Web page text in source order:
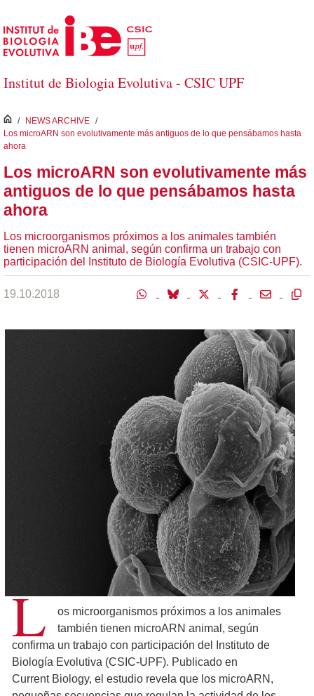
Saltar al contenido principal
Institut de Biologia Evolutiva - CSIC UPF
inici
/ NEWS ARCHIVE /
Los microARN son evolutivamente más antiguos de lo que pensábamos hasta
ahora
Los microARN son evolutivamente más
antiguos de lo que pensábamos hasta
ahora
Los microorganismos próximos a los animales también
tienen microARN animal, según confirma un trabajo con
participación del Instituto de Biología Evolutiva (CSIC-UPF).
19.10.2018
L
os microorganismos próximos a los animales
también tienen microARN animal, según
confirma un trabajo con participación del Instituto de
Biología Evolutiva (CSIC-UPF). Publicado en
Current Biology, el estudio revela que los microARN,